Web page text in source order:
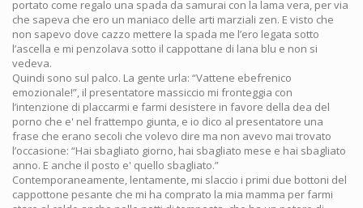
portato come regalo una spada da samurai con la lama vera, per via
che sapeva che ero un maniaco delle arti marziali zen. E visto che
non sapevo dove cazzo mettere la spada me l’ero legata sotto
l’ascella e mi penzolava sotto il cappottane di lana blu e non si
vedeva.
Quindi sono sul palco. La gente urla: “Vattene ebefrenico
emozionale!”, il presentatore massiccio mi fronteggia con
l’intenzione di placcarmi e farmi desistere in favore della dea del
porno che e' nel frattempo giunta, e io dico al presentatore una
frase che erano secoli che volevo dire ma non avevo mai trovato
l’occasione: “Hai sbagliato giorno, hai sbagliato mese e hai sbagliato
anno. E anche il posto e' quello sbagliato.”
Contemporaneamente, lentamente, mi slaccio i primi due bottoni del
cappottone pesante che mi ha comprato la mia mamma per farmi